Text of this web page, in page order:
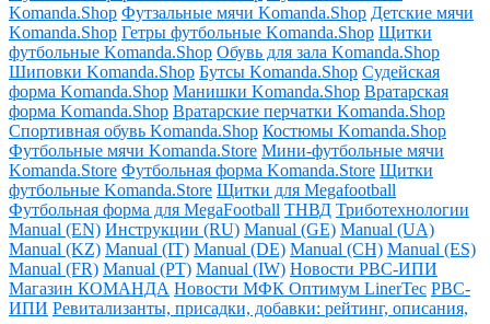
Komanda.Shop Футзальные мячи Komanda.Shop Детские мячи
Komanda.Shop Гетры футбольные Komanda.Shop Щитки
футбольные Komanda.Shop Обувь для зала Komanda.Shop
Шиповки Komanda.Shop Бутсы Komanda.Shop Судейская
форма Komanda.Shop Манишки Komanda.Shop Вратарская
форма Komanda.Shop Вратарские перчатки Komanda.Shop
Спортивная обувь Komanda.Shop Костюмы Komanda.Shop
Футбольные мячи Komanda.Store Мини-футбольные мячи
Komanda.Store Футбольная форма Komanda.Store Щитки
футбольные Komanda.Store Щитки для Megafootball
Футбольная форма для MegaFootball ТНВД Триботехнологии
Manual (EN) Инструкции (RU) Manual (GE) Manual (UA)
Manual (KZ) Manual (IT) Manual (DE) Manual (CH) Manual (ES)
Manual (FR) Manual (PT) Manual (IW) Новости РВС-ИПИ
Магазин КОМАНДА Новости МФК Оптимум LinerTec РВС-
ИПИ Ревитализанты, присадки, добавки: рейтинг, описания,